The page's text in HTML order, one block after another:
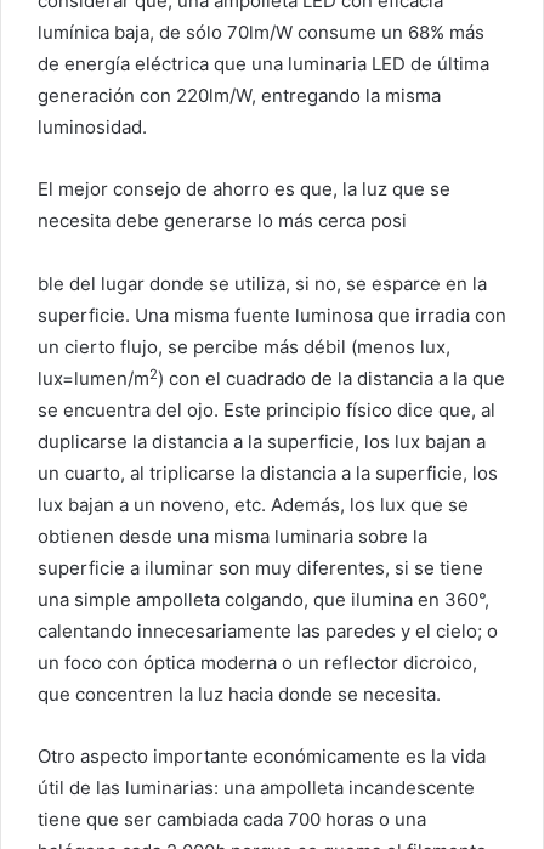
lumínica baja, de sólo 70lm/W consume un 68% más
de energía eléctrica que una luminaria LED de última
generación con 220lm/W, entregando la misma
luminosidad.
El mejor consejo de ahorro es que, la luz que se
necesita debe generarse lo más cerca posi
ble del lugar donde se utiliza, si no, se esparce en la
superficie. Una misma fuente luminosa que irradia con
un cierto flujo, se percibe más débil (menos lux,
lux=lumen/m2) con el cuadrado de la distancia a la que
se encuentra del ojo. Este principio físico dice que, al
duplicarse la distancia a la superficie, los lux bajan a
un cuarto, al triplicarse la distancia a la superficie, los
lux bajan a un noveno, etc. Además, los lux que se
obtienen desde una misma luminaria sobre la
superficie a iluminar son muy diferentes, si se tiene
una simple ampolleta colgando, que ilumina en 360°,
calentando innecesariamente las paredes y el cielo; o
un foco con óptica moderna o un reflector dicroico,
que concentren la luz hacia donde se necesita.
Otro aspecto importante económicamente es la vida
útil de las luminarias: una ampolleta incandescente
tiene que ser cambiada cada 700 horas o una